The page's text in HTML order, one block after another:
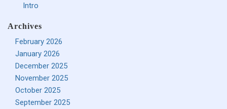
Intro
Archives
February 2026
January 2026
December 2025
November 2025
October 2025
September 2025